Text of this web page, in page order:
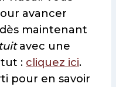
avancer
maintenant
avec une
: cliquez ici.
pour en savoir